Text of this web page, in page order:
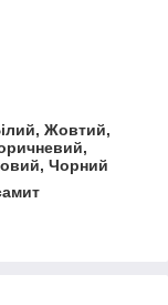
Жовтий,
Чорний